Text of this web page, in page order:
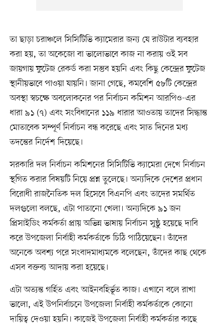
তা ছাড়া চরাঞ্চলে সিসিটিভি ক্যামেরার জন্য যে রাউটার ব্যবহার
করা হয়, তা অকেজো বা ভালোভাবে কাজ না করায় ওই সব
জায়গায় ফুটেজ রেকর্ড করা সম্ভব হয়নি এবং কিছু কেন্দ্রের ফুটেজ
স্থানীয়ভাবে পাওয়া যায়নি। জানা গেছে, কমবেশি ৫৮টি কেন্দ্রের
অবস্থা স্বচক্ষে অবলোকনের পর নির্বাচন কমিশন আরপিও-এর
ধারা ৯১ (৭) এবং সংবিধানের ১১৯ ধারার আওতায় তাদের সিদ্ধান্ত
মোতাবেক সম্পূর্ণ নির্বাচন বন্ধ করেছে এবং সাত দিনের মধ্য
তদন্তের নির্দেশ দিয়েছে।
সরকারি দল নির্বাচন কমিশনের সিসিটিভি ক্যামেরা দেখে নির্বাচন
স্থগিত করার বিষয়টি নিয়ে প্রশ্ন তুলেছে। অন্যদিকে দেশের প্রধান
বিরোধী রাজনৈতিক দল হিসেবে বিএনপি এবং তাদের সমর্থিত
দলগুলো বলছে, এটা পাতানো খেলা। অন্যদিকে ৯১ জন
প্রিসাইডিং কর্মকর্তা প্রায় অভিন্ন ভাষায় নির্বাচন সুষ্ঠু হয়েছে দাবি
করে উপজেলা নির্বাহী কর্মকর্তাকে চিঠি পাঠিয়েছেন। তাঁদের
অনেকে অবশ্য পরে সংবাদমাধ্যমকে বলেছেন, তাঁদের কাছ থেকে
এসব বক্তব্য আদায় করা হয়েছে।
এটা অত্যন্ত গর্হিত এবং আইনবহির্ভূত কাজ। এখানে বলে রাখা
ভালো, এই উপনির্বাচনে উপজেলা নির্বাহী কর্মকর্তাকে কোনো
দায়িত্ব দেওয়া হয়নি। কাজেই উপজেলা নির্বাহী কর্মকর্তার কাছে